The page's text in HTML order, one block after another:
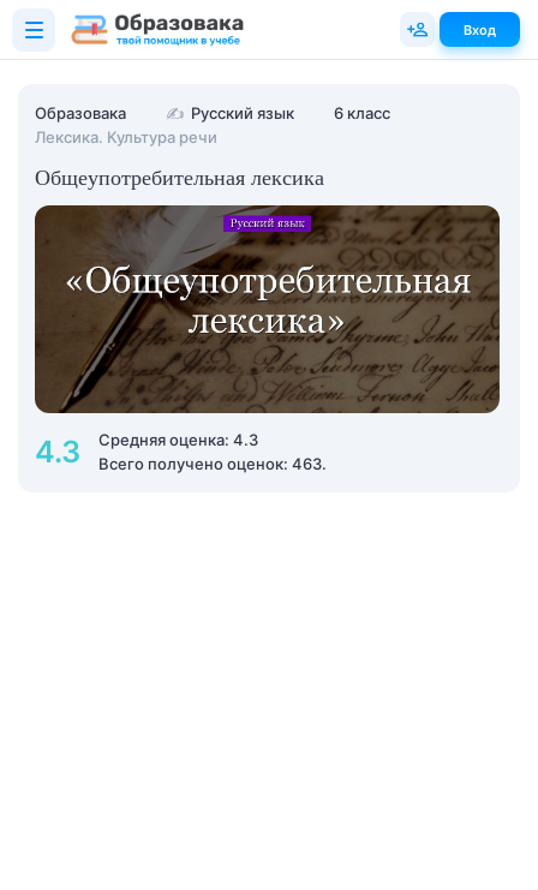
Образовака ✍ Русский язык
6 класс
Лексика. Культура речи
Общеупотребительная лексика
4.3
Средняя оценка: 4.3
Всего получено оценок: 463.
Вход